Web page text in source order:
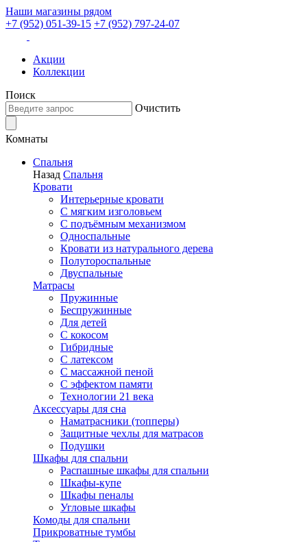
Наши магазины рядом
+7 (952) 051-39-15 +7 (952) 797-24-07
Акции
Коллекции
Поиск
Очистить
Комнаты
Спальня
Назад Спальня
Кровати
Интерьерные кровати
С мягким изголовьем
С подъёмным механизмом
Односпальные
Кровати из натурального дерева
Полутороспальные
Двуспальные
Матрасы
Пружинные
Беспружинные
Для детей
C кокосом
Гибридные
С латексом
С массажной пеной
С эффектом памяти
Технологии 21 века
Аксессуары для сна
Наматрасники (топперы)
Защитные чехлы для матрасов
Подушки
Шкафы для спальни
Распашные шкафы для спальни
Шкафы-купе
Шкафы пеналы
Угловые шкафы
Комоды для спальни
Прикроватные тумбы